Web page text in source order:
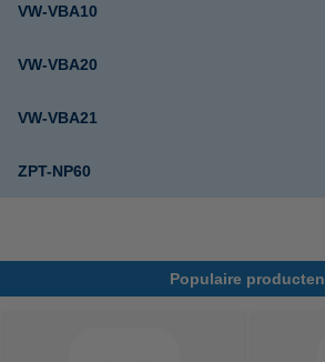
VW-VBA10
VW-VBA20
VW-VBA21
ZPT-NP60
Populaire producten